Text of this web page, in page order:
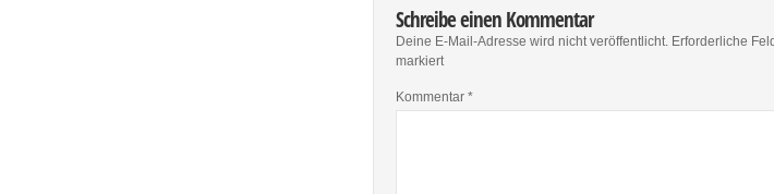
Schreibe einen Kommentar
Deine E-Mail-Adresse wird nicht veröffentlicht. Erforderliche
markiert
Kommentar*